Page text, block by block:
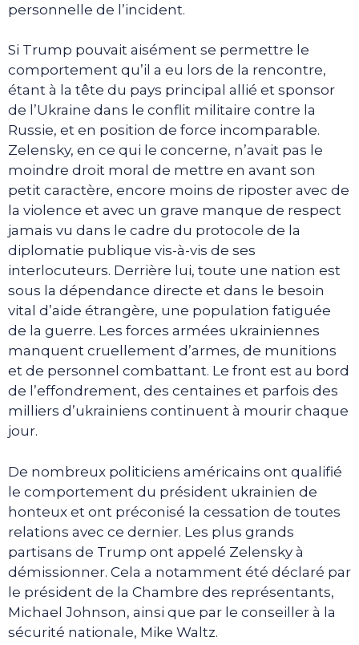
personnelle de l’incident.
Si Trump pouvait aisément se permettre le
comportement qu’il a eu lors de la rencontre,
étant à la tête du pays principal allié et sponsor
de l’Ukraine dans le conflit militaire contre la
Russie, et en position de force incomparable.
Zelensky, en ce qui le concerne, n’avait pas le
moindre droit moral de mettre en avant son
petit caractère, encore moins de riposter avec de
la violence et avec un grave manque de respect
jamais vu dans le cadre du protocole de la
diplomatie publique vis-à-vis de ses
interlocuteurs. Derrière lui, toute une nation est
sous la dépendance directe et dans le besoin
vital d’aide étrangère, une population fatiguée
de la guerre. Les forces armées ukrainiennes
manquent cruellement d’armes, de munitions
et de personnel combattant. Le front est au bord
de l’effondrement, des centaines et parfois des
milliers d’ukrainiens continuent à mourir chaque
jour.
De nombreux politiciens américains ont qualifié
le comportement du président ukrainien de
honteux et ont préconisé la cessation de toutes
relations avec ce dernier. Les plus grands
partisans de Trump ont appelé Zelensky à
démissionner. Cela a notamment été déclaré par
le président de la Chambre des représentants,
Michael Johnson, ainsi que par le conseiller à la
sécurité nationale, Mike Waltz.